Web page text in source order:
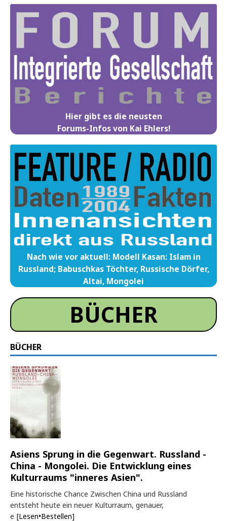
Hier gibt es die neusten
Forums-Infos von Kai Ehlers!
Nach wie vor aktuell: Modell Kasan: Islam in
Russland; Babuschkas Töchter, Russische Dörfer,
Altai, Mongolei
BÜCHER
BÜCHER
Asiens Sprung in die Gegenwart. Russland -
China - Mongolei. Die Entwicklung eines
Kulturraums "inneres Asien".
Eine historische Chance Zwischen China und Russland
entsteht heute ein neuer Kulturraum, genauer,
e [Lesen•Bestellen]